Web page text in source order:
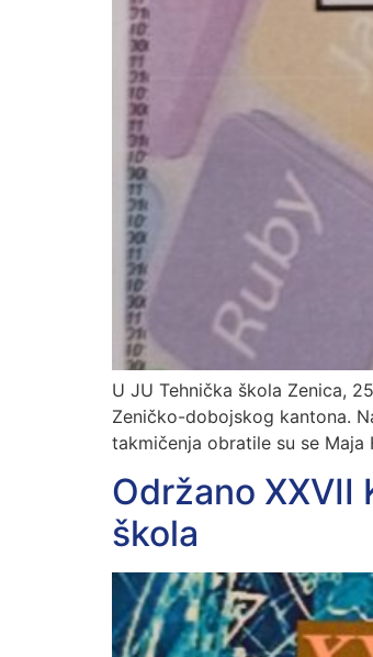
U JU Tehnička škola Zenica,
Zeničko-dobojskog kantona.
takmičenja obratile su se
Održano
škola